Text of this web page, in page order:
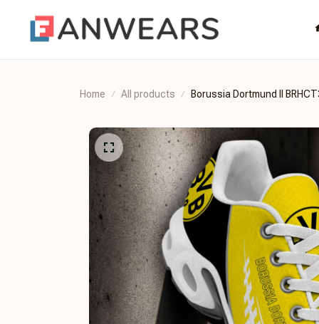
Home All products Borussia Dortmund II